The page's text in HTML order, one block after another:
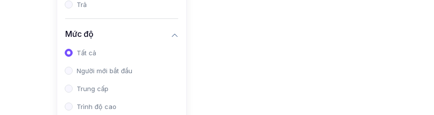
Trả
Mức độ
Tất cả
Người mới bắt đầu
Trung cấp
Trình độ cao